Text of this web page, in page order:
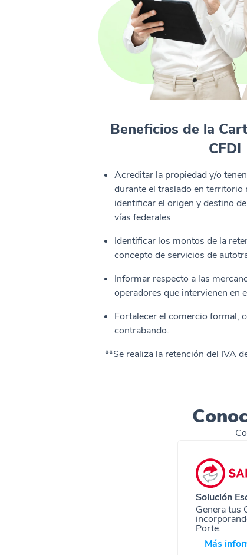
Beneficios de la
CFDI
Acreditar la propiedad y/o
durante el traslado en
identificar el origen y destino
vías federales
Identificar los montos de la
concepto de servicios de
Informar respecto a las
operadores que intervienen en
Fortalecer el comercio formal,
contrabando.
**Se realiza la retención del IVA
Solución
Genera tus
Porte.
Más